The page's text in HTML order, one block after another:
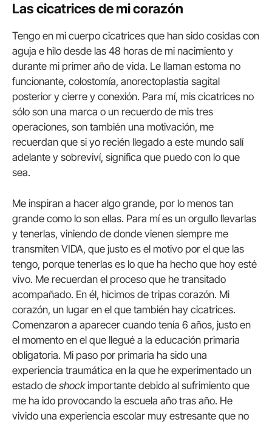
Las cicatrices de mi corazón
Tengo en mi cuerpo cicatrices que han sido cosidas con
aguja e hilo desde las 48 horas de mi nacimiento y
durante mi primer año de vida. Le llaman estoma no
funcionante, colostomía, anorectoplastia sagital
posterior y cierre y conexión. Para mí, mis cicatrices no
sólo son una marca o un recuerdo de mis tres
operaciones, son también una motivación, me
recuerdan que si yo recién llegado a este mundo salí
adelante y sobreviví, significa que puedo con lo que
sea.
Me inspiran a hacer algo grande, por lo menos tan
grande como lo son ellas. Para mí es un orgullo llevarlas
y tenerlas, viniendo de donde vienen siempre me
transmiten VIDA, que justo es el motivo por el que las
tengo, porque tenerlas es lo que ha hecho que hoy esté
vivo. Me recuerdan el proceso que he transitado
acompañado. En él, hicimos de tripas corazón. Mi
corazón, un lugar en el que también hay cicatrices.
Comenzaron a aparecer cuando tenía 6 años, justo en
el momento en el que llegué a la educación primaria
obligatoria. Mi paso por primaria ha sido una
experiencia traumática en la que he experimentado un
estado de shockimportante debido al sufrimiento que
me ha ido provocando la escuela año tras año. He
vivido una experiencia escolar muy estresante que no